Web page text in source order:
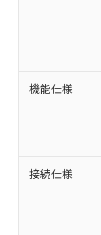
機能仕様
接続仕様ご
以
有に
対